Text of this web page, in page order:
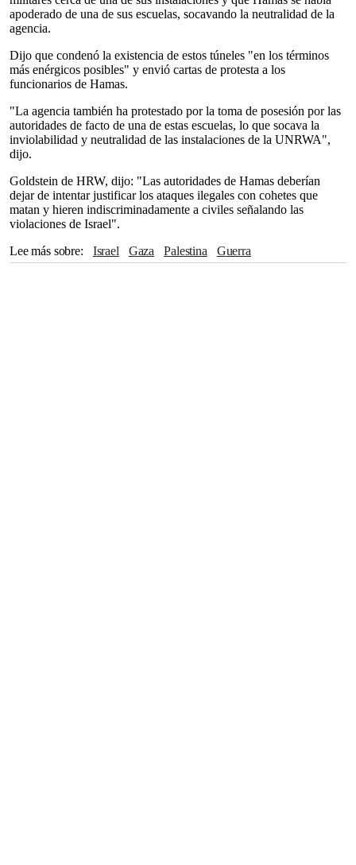
apoderado de una de sus escuelas, socavando la neutralidad de la
agencia.
Dijo que condenó la existencia de estos túneles "en los términos
más enérgicos posibles" y envió cartas de protesta a los
funcionarios de Hamas.
"La agencia también ha protestado por la toma de posesión por las
autoridades de facto de una de estas escuelas, lo que socava la
inviolabilidad y neutralidad de las instalaciones de la UNRWA",
dijo.
Goldstein de HRW, dijo: "Las autoridades de Hamas deberían
dejar de intentar justificar los ataques ilegales con cohetes que
matan y hieren indiscriminadamente a civiles señalando las
violaciones de Israel".
Lee más sobre
Israel Gaza Palestina
guerra